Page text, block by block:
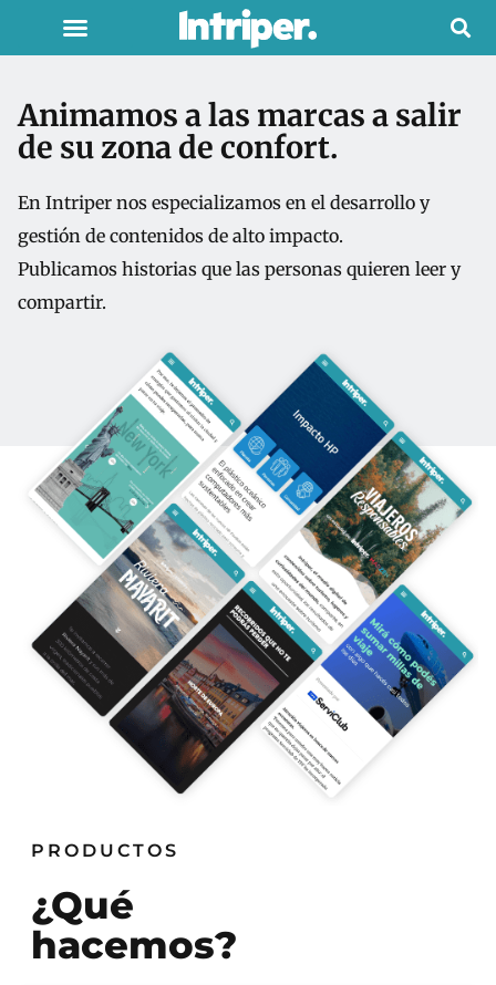
Animamos a las marcas a salir
de su zona de confort.
En Intriper nos especializamos en el desarrollo y
gestión de contenidos de alto impacto.
Publicamos historias que las personas quieren leer y
compartir.
PRODUCTOS
¿Qué
hacemos?